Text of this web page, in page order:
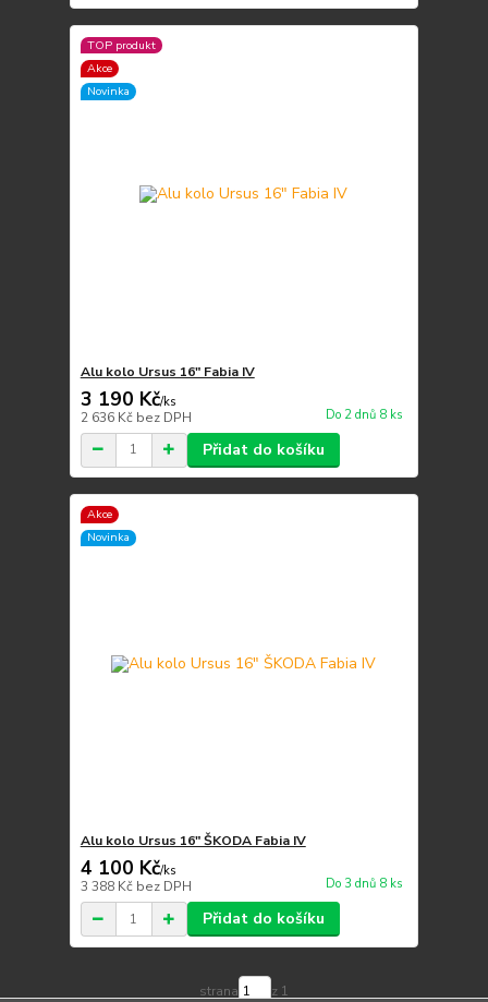
TOP produkt
Akce
Novinka
Alu kolo Ursus 16" Fabia IV
3 190 Kč/ks
2 636 Kč bez DPH Do 2 dnů 8 ks
Přidat do košíku
Akce
Novinka
Alu kolo Ursus 16" ŠKODA Fabia IV
4 100 Kč/ks
3 388 Kč bez DPH Do 3 dnů 8 ks
Přidat do košíku
strana z 1